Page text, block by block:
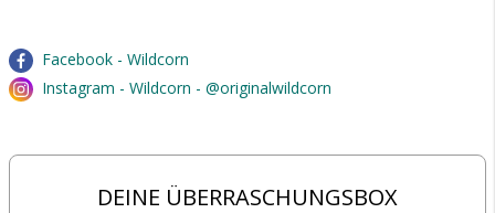
Facebook - Wildcorn
Instagram - Wildcorn - @originalwildcorn
DEINE ÜBERRASCHUNGSBOX